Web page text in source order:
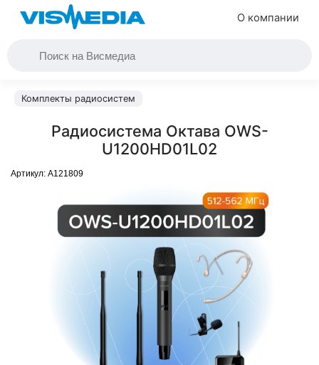
О компании
Комплекты радиосистем
Радиосистема Октава OWS-
U1200HD01L02
Артикул: A121809